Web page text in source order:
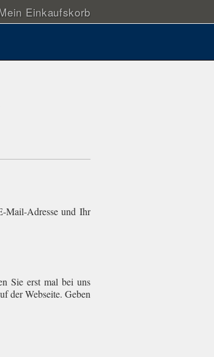
Einkaufskorb
Mail-Adresse und Ihr
Sie erst mal bei uns
der Webseite. Geben